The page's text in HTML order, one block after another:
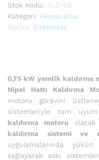
Stok Kodu: SLS-02
Kategori: Aksesuarlar
Marka: Sistemtav
0,75 kW yemlik kaldırma
Nipel Hattı Kaldırma
motoru görevini
sistemleriyle tam
kaldırma motoru
kaldırma sistemi ve
uygulamalarında
sağlayarak askı